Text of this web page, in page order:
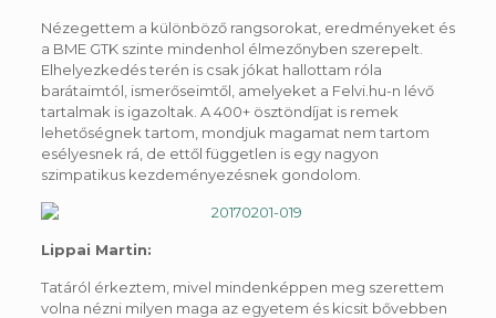
Nézegettem a különböző rangsorokat, eredményeket és
a BME GTK szinte mindenhol élmezőnyben szerepelt.
Elhelyezkedés terén is csak jókat hallottam róla
barátaimtól, ismerőseimtől, amelyeket a Felvi.hu-n lévő
tartalmak is igazoltak. A 400+ ösztöndíjat is remek
lehetőségnek tartom, mondjuk magamat nem tartom
esélyesnek rá, de ettől független is egy nagyon
szimpatikus kezdeményezésnek gondolom.
Lippai Martin:
Tatáról érkeztem, mivel mindenképpen meg szerettem
volna nézni milyen maga az egyetem és kicsit bővebben